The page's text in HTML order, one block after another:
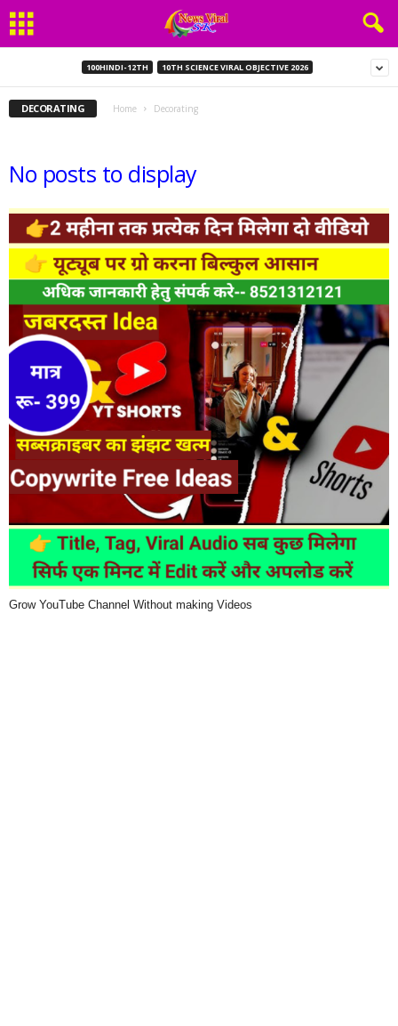
100HINDI-12TH 10TH SCIENCE VIRAL OBJECTIVE 2026
DECORATING Home Decorating
No posts to display
Grow YouTube Channel Without making Videos